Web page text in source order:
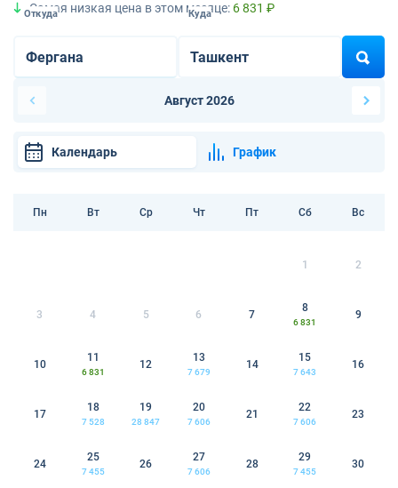
Самая низкая цена в этом месяце: 6 831 ₽
Откуда Куда
Август 2026
Календарь График
Пн Вт Ср Чт Пт Сб Вс
1 2
3 4 5 6 7
8
6 831
9
10
11
6 831
12
13
7 679
14
15
7 643
16
17
18
7 528
19
28 847
20
7 606
21
22
7 606
23
24
25
7 455
26
27
7 606
28
29
7 455
30